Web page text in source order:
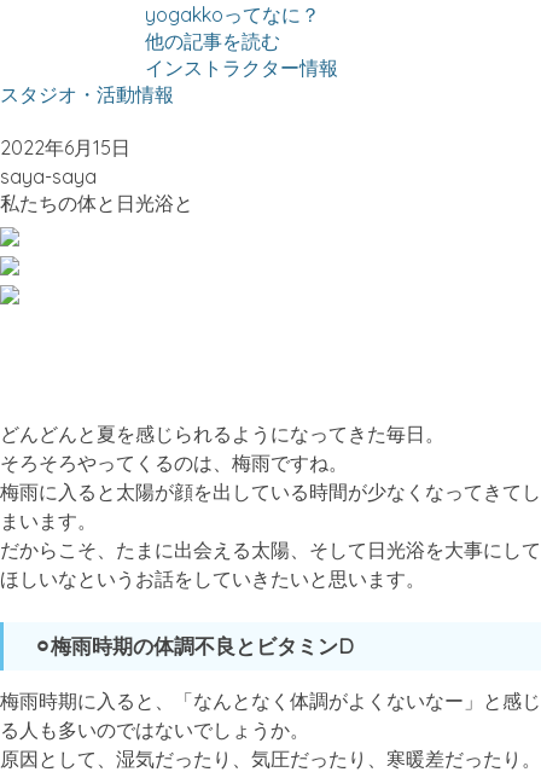
yogakkoってなに？
他の記事を読む
インストラクター情報
スタジオ・活動情報
2022年6月15日
saya-saya
私たちの体と日光浴と
どんどんと夏を感じられるようになってきた毎日。
そろそろやってくるのは、梅雨ですね。
梅雨に入ると太陽が顔を出している時間が少なくなってきてし
まいます。
だからこそ、たまに出会える太陽、そして日光浴を大事にして
ほしいなというお話をしていきたいと思います。
⚪︎梅雨時期の体調不良とビタミンD
梅雨時期に入ると、「なんとなく体調がよくないなー」と感じ
る人も多いのではないでしょうか。
原因として、湿気だったり、気圧だったり、寒暖差だったり。